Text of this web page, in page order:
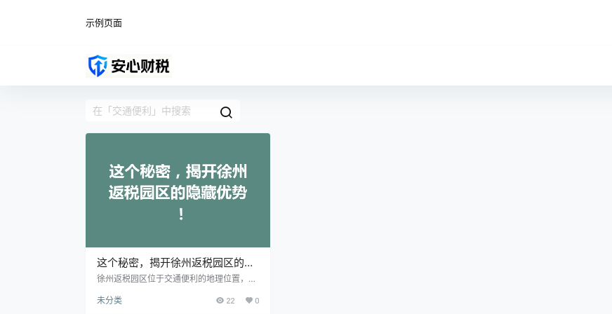
示例页面
这个秘密，揭开徐州返税园区的隐
藏优势！
徐州返税园区位于交通便利的地理位置，这
了完善的交通网络。 园区内的基础设施建设
未分类 22 0